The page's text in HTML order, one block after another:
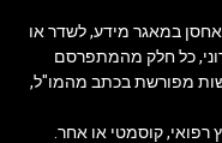
במאגר מידע, לשדר או
כל חלק מהמתפרסם
מפורשת בכתב מהמו"ל,
קוסמטי או אחר.